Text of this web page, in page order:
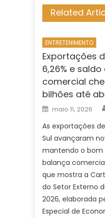
Related
ENTRETENIMENTO
Exportações
6,26% e
comercial
bilhões até
Posted
on
maio 11, 2026
As exportações
Sul avançaram
mantendo o bom
balança
que mostra a
do Setor Externo
2026, elaborada
Especial de